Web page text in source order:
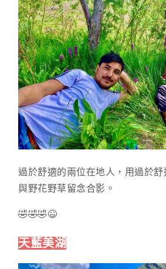
過於舒適的兩位在地人，用過於舒
與野花野草留念合影。
🤣🤣🤣😆
天藍美湖